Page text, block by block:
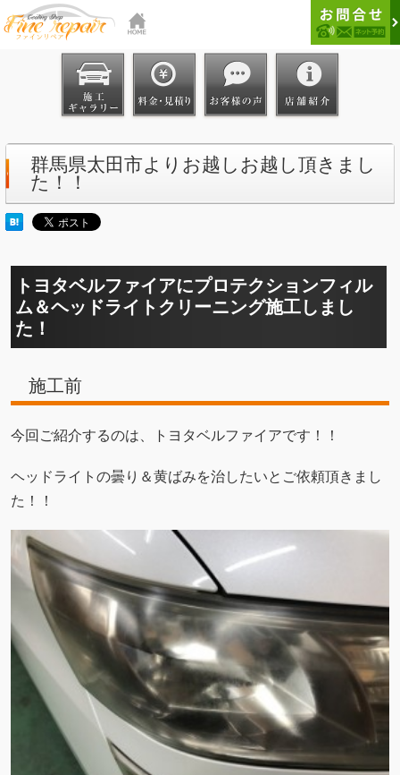
群馬県太田市よりお越しお越し頂きまし
た！！
トヨタベルファイアにプロテクションフィル
ム＆ヘッドライトクリーニング施工しまし
た！
施工前
今回ご紹介するのは、トヨタベルファイアです！！
ヘッドライトの曇り＆黄ばみを治したいとご依頼頂きまし
た！！